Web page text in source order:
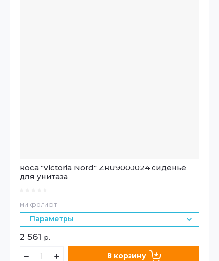
Roca "Victoria Nord" ZRU9000024 сиденье
для унитаза
микролифт
Параметры
2 561 р.
В корзину